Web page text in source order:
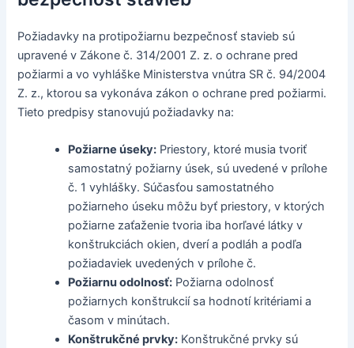
Požiadavky na protipožiarnu bezpečnosť stavieb sú
upravené v Zákone č. 314/2001 Z. z. o ochrane pred
požiarmi a vo vyhláške Ministerstva vnútra SR č. 94/2004
Z. z., ktorou sa vykonáva zákon o ochrane pred požiarmi.
Tieto predpisy stanovujú požiadavky na:
Požiarne úseky: Priestory, ktoré musia tvoriť
samostatný požiarny úsek, sú uvedené v prílohe
č. 1 vyhlášky. Súčasťou samostatného
požiarneho úseku môžu byť priestory, v ktorých
požiarne zaťaženie tvoria iba horľavé látky v
konštrukciách okien, dverí a podláh a podľa
požiadaviek uvedených v prílohe č.
Požiarnu odolnosť: Požiarna odolnosť
požiarnych konštrukcií sa hodnotí kritériami a
časom v minútach.
Konštrukčné prvky: Konštrukčné prvky sú